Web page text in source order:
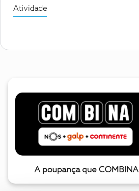
Atividade
A poupança que COMBINA